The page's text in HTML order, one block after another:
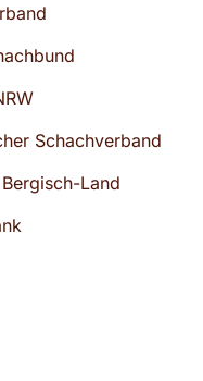
Schachverband
Land